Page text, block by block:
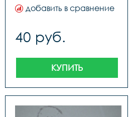
добавить в сравнение
40 руб.
КУПИТЬ